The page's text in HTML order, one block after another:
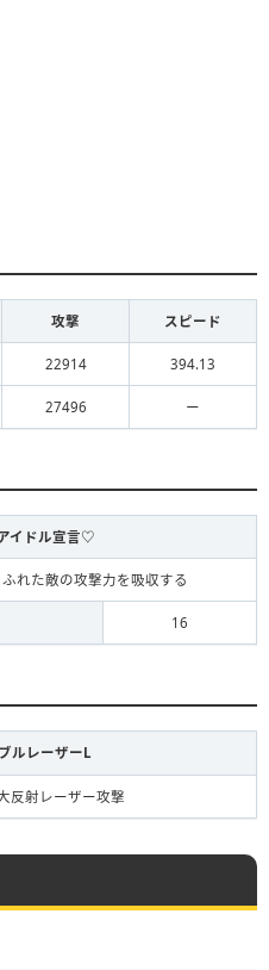
攻撃 スピード
22914 394.13
27496 ー
イドル宣言♡
れた敵の攻撃力を吸収する
16
ルレーザーL
反射レーザー攻撃